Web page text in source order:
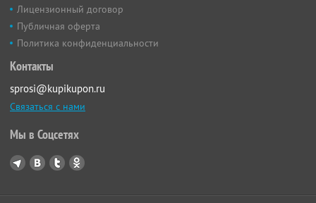
Лицензионный договор
Публичная оферта
Политика конфиденциальности
Контакты
sprosi@kupikupon.ru
Связаться с нами
Мы в Соцсетях